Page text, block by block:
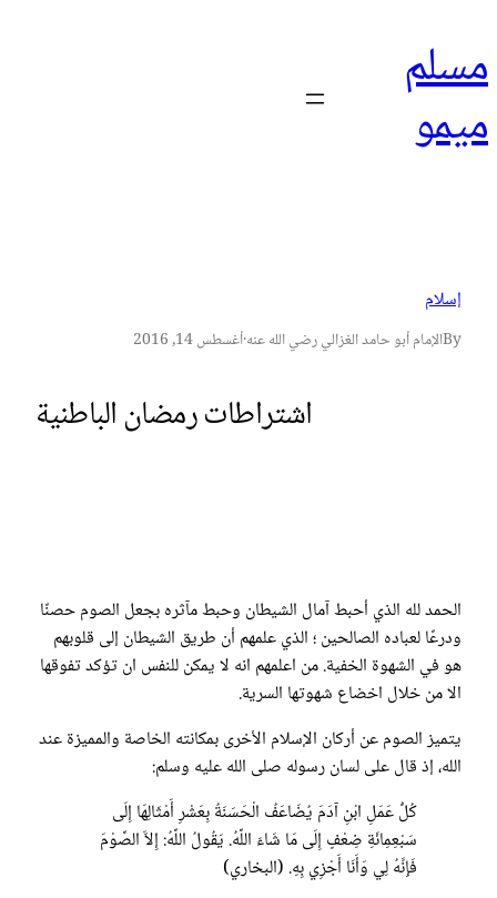
المحتوى
مسلم
ميمو
إسلام
Byالإمام أبو حامد الغزالي رضي الله عنه·أغسطس 14, 2016
اشتراطات رمضان الباطنية
الحمد لله الذي أحبط آمال الشيطان وحبط مآثره بجعل الصوم حصنًا
ودرعًا لعباده الصالحين ؛ الذي علمهم أن طريق الشيطان إلى قلوبهم
هو في الشهوة الخفية. من اعلمهم انه لا يمكن للنفس ان تؤكد تفوقها
الا من خلال اخضاع شهوتها السرية.
يتميز الصوم عن أركان الإسلام الأخرى بمكانته الخاصة والمميزة عند
الله، إذ قال على لسان رسوله صلى الله عليه وسلم:
كُلُّ عَمَلِ ابْنِ آدَمَ يُضَاعَفُ الْحَسَنَةُ بِعَشْرِ أَمْثَالِهَا إِلَى
سَبْعِمِائَةِ ضِعْفٍ إِلَى مَا شَاءَ اللَّهُ. يَقُولُ اللَّهُ: إِلاَّ الصَّوْمَ
فَإِنَّهُ لِي وَأَنَا أَجْزِي بِهِ. (البخاري)